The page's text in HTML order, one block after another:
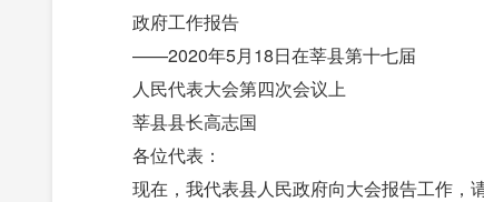
政府工作报告
——2020年5月18日在莘县第十七届
人民代表大会第四次会议上
莘县县长高志国
各位代表：
现在，我代表县人民政府向大会报告工作，请